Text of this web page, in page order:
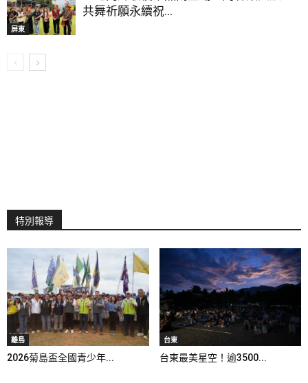
屏東
共舞祈願永續祝...
特別報導
離島
2026菊島盃全國青少年...
台東
台東最美星空！逾3500...